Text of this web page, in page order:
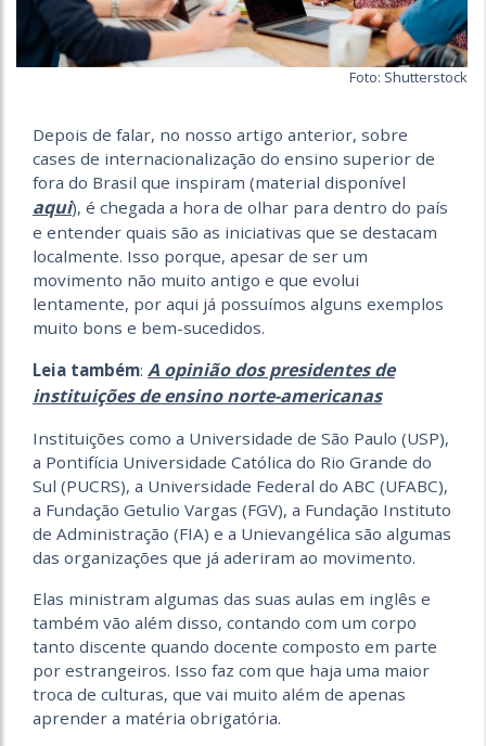
Foto: Shutterstock
Depois de falar, no nosso artigo anterior, sobre
cases de internacionalização do ensino superior de
fora do Brasil que inspiram (material disponível
aqui), é chegada a hora de olhar para dentro do país
e entender quais são as iniciativas que se destacam
localmente. Isso porque, apesar de ser um
movimento não muito antigo e que evolui
lentamente, por aqui já possuímos alguns exemplos
muito bons e bem-sucedidos.
Leia também: A opinião dos presidentes de
instituições de ensino norte-americanas
Instituições como a Universidade de São Paulo (USP),
a Pontifícia Universidade Católica do Rio Grande do
Sul (PUCRS), a Universidade Federal do ABC (UFABC),
a Fundação Getulio Vargas (FGV), a Fundação Instituto
de Administração (FIA) e a Unievangélica são algumas
das organizações que já aderiram ao movimento.
Elas ministram algumas das suas aulas em inglês e
também vão além disso, contando com um corpo
tanto discente quando docente composto em parte
por estrangeiros. Isso faz com que haja uma maior
troca de culturas, que vai muito além de apenas
aprender a matéria obrigatória.